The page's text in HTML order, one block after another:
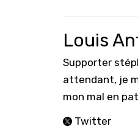
Louis
Supporter
attendant, je
mon mal en
Twitter